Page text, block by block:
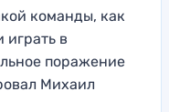
команды, как
играть в
поражение
Михаил